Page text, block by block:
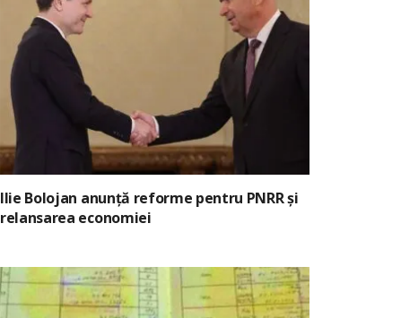
Ilie Bolojan anunță reforme pentru PNRR și
relansarea economiei